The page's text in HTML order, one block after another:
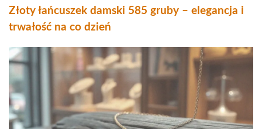
Złoty łańcuszek damski 585 gruby – elegancja i
trwałość na co dzień